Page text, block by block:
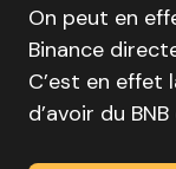
On peut en
Binance
C’est en effet
d’avoir du